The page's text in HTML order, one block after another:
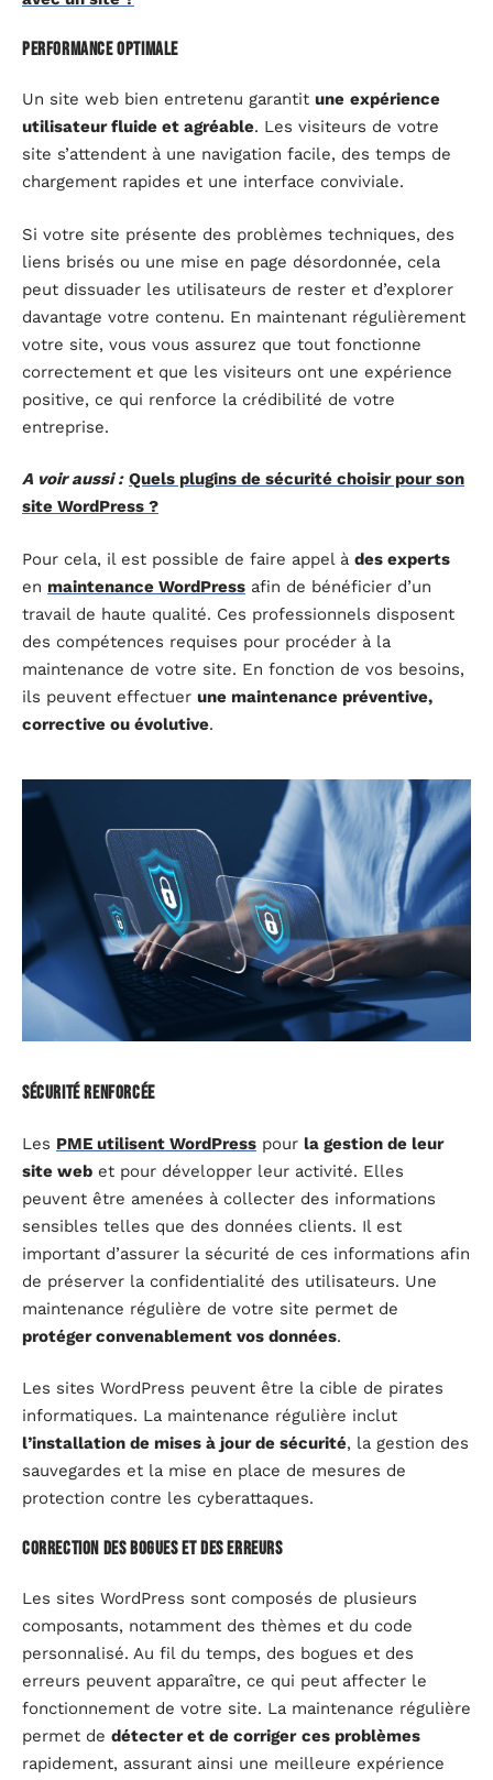
Performance optimale
Un site web bien entretenu garantit une expérience
utilisateur fluide et agréable. Les visiteurs de votre
site s’attendent à une navigation facile, des temps de
chargement rapides et une interface conviviale.
Si votre site présente des problèmes techniques, des
liens brisés ou une mise en page désordonnée, cela
peut dissuader les utilisateurs de rester et d’explorer
davantage votre contenu. En maintenant régulièrement
votre site, vous vous assurez que tout fonctionne
correctement et que les visiteurs ont une expérience
positive, ce qui renforce la crédibilité de votre
entreprise.
A voir aussi : Quels plugins de sécurité choisir pour son
site WordPress ?
Pour cela, il est possible de faire appel à des experts
en maintenance WordPress afin de bénéficier d’un
travail de haute qualité. Ces professionnels disposent
des compétences requises pour procéder à la
maintenance de votre site. En fonction de vos besoins,
ils peuvent effectuer une maintenance préventive,
corrective ou évolutive.
Sécurité renforcée
Les PME utilisent WordPress pour la gestion de leur
site web et pour développer leur activité. Elles
peuvent être amenées à collecter des informations
sensibles telles que des données clients. Il est
important d’assurer la sécurité de ces informations afin
de préserver la confidentialité des utilisateurs. Une
maintenance régulière de votre site permet de
protéger convenablement vos données.
Les sites WordPress peuvent être la cible de pirates
informatiques. La maintenance régulière inclut
l’installation de mises à jour de sécurité, la gestion des
sauvegardes et la mise en place de mesures de
protection contre les cyberattaques.
Correction des bogues et des erreurs
Les sites WordPress sont composés de plusieurs
composants, notamment des thèmes et du code
personnalisé. Au fil du temps, des bogues et des
erreurs peuvent apparaître, ce qui peut affecter le
fonctionnement de votre site. La maintenance régulière
permet de détecter et de corriger ces problèmes
rapidement, assurant ainsi une meilleure expérience